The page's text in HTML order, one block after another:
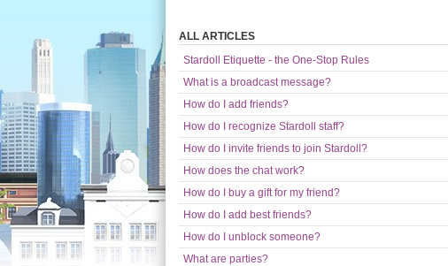
ALL ARTICLES
Stardoll Etiquette - the One-Stop Rules
What is a broadcast message?
How do I add friends?
How do I recognize Stardoll staff?
How do I invite friends to join Stardoll?
How does the chat work?
How do I buy a gift for my friend?
How do I add best friends?
How do I unblock someone?
What are parties?